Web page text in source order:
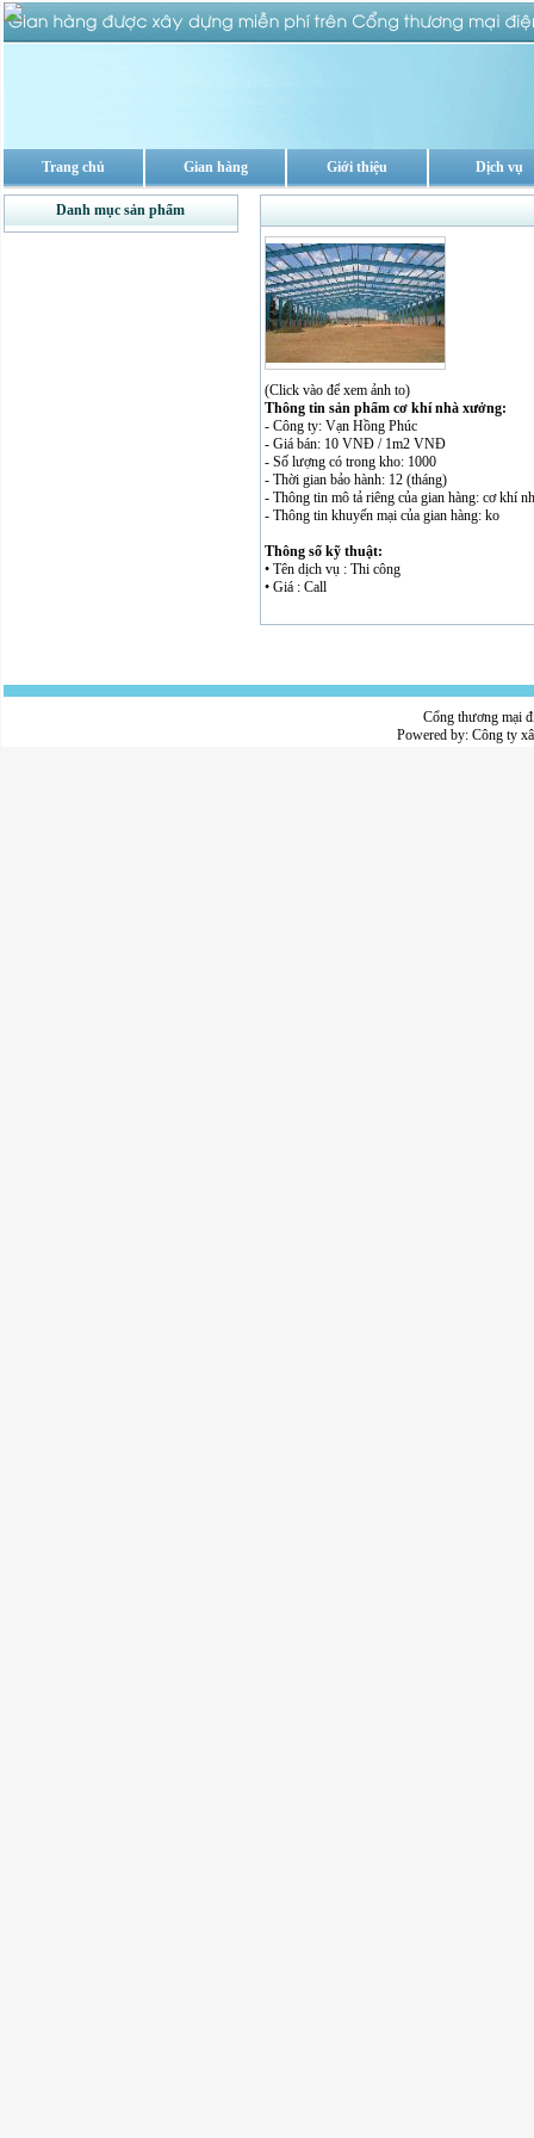
Trang chủ Gian hàng Giới thiệu Dịch vụ
Danh mục sản phẩm
(Click vào để xem ảnh to)
Thông tin sản phẩm cơ khí nhà xưởng:
- Công ty: Vạn Hồng Phúc
- Giá bán: 10 VNĐ / 1m2 VNĐ
- Số lượng có trong kho: 1000
- Thời gian bảo hành: 12 (tháng)
- Thông tin mô tả riêng của gian hàng: cơ khí
- Thông tin khuyến mại của gian hàng: ko
Thông số kỹ thuật:
• Tên dịch vụ : Thi công
• Giá : Call
Cổng thương mại
Powered by: Công ty